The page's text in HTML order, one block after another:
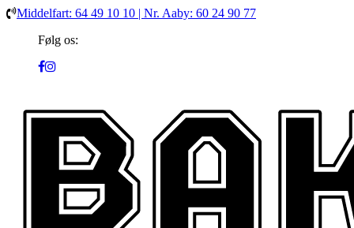
Middelfart: 64 49 10 10 | Nr. Aaby: 60 24 90 77
Følg os: